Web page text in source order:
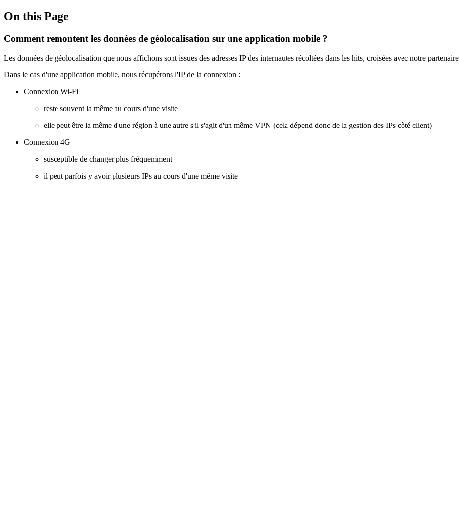
On this Page
Comment remontent les données de géolocalisation sur une application mobile ?
Les données de géolocalisation que nous affichons sont issues des adresses IP des internautes récoltées dans les hits, croisées avec notre partenaire
Dans le cas d'une application mobile, nous récupérons l'IP de la connexion :
Connexion Wi-Fi
reste souvent la même au cours d'une visite
elle peut être la même d'une région à une autre s'il s'agit d'un même VPN (cela dépend donc de la gestion des IPs côté client)
Connexion 4G
susceptible de changer plus fréquemment
il peut parfois y avoir plusieurs IPs au cours d'une même visite